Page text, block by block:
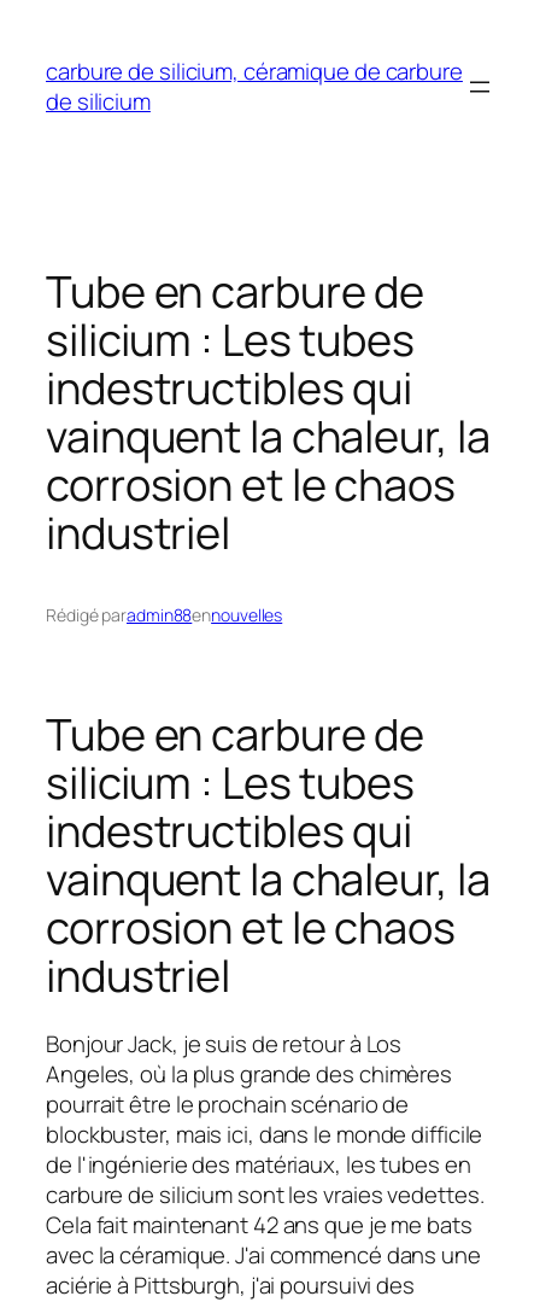
contenu
carbure de silicium, céramique de carbure
de silicium
Tube en carbure de
silicium : Les tubes
indestructibles qui
vainquent la chaleur, la
corrosion et le chaos
industriel
Rédigé paradmin88ennouvelles
Tube en carbure de
silicium : Les tubes
indestructibles qui
vainquent la chaleur, la
corrosion et le chaos
industriel
Bonjour Jack, je suis de retour à Los
Angeles, où la plus grande des chimères
pourrait être le prochain scénario de
blockbuster, mais ici, dans le monde difficile
de l'ingénierie des matériaux, les tubes en
carbure de silicium sont les vraies vedettes.
Cela fait maintenant 42 ans que je me bats
avec la céramique. J'ai commencé dans une
aciérie à Pittsburgh, j'ai poursuivi des